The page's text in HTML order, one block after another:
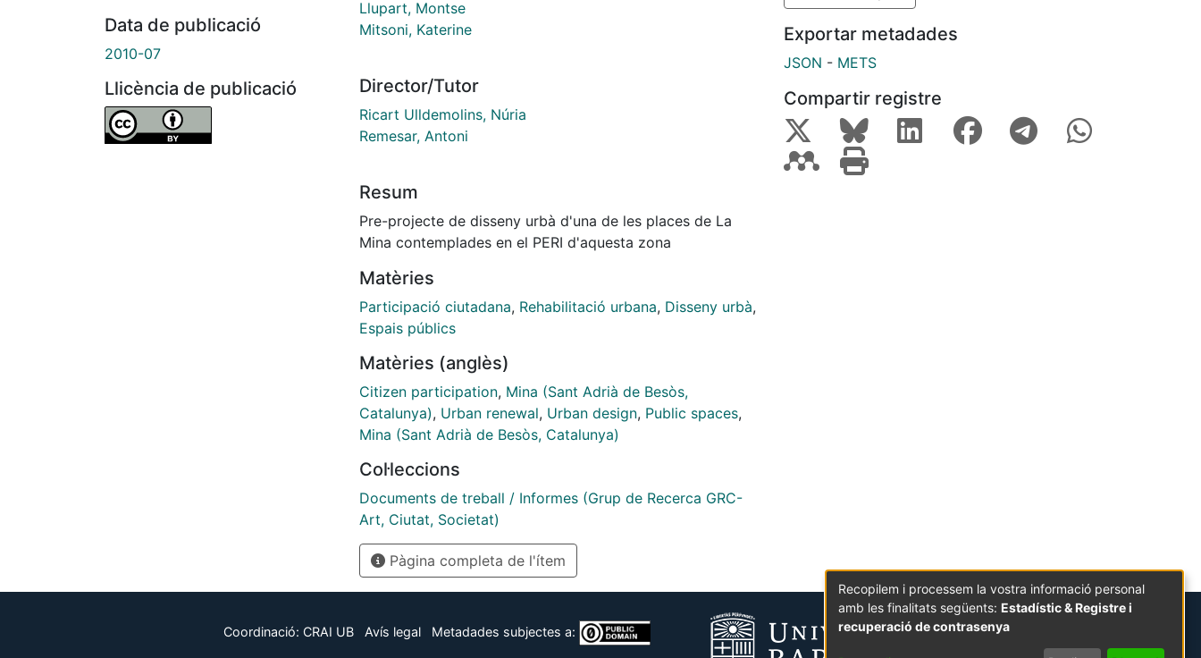
Data de publicació
2010-07
Llicència de publicació
Llupart, Montse
Mitsoni, Katerine
Director/Tutor
Ricart Ulldemolins, Núria
Remesar, Antoni
Resum
Pre-projecte de disseny urbà d'una de les places de La
Mina contemplades en el PERI d'aquesta zona
Matèries
Participació ciutadana, Rehabilitació urbana, Disseny urbà,
Espais públics
Matèries (anglès)
Citizen participation, Mina (Sant Adrià de Besòs,
Catalunya), Urban renewal, Urban design, Public spaces,
Mina (Sant Adrià de Besòs, Catalunya)
Col·leccions
Documents de treball / Informes (Grup de Recerca GRC-
Art, Ciutat, Societat)
Pàgina completa de l'ítem
Exportar metadades
JSON - METS
Compartir registre
Coordinació: CRAI UB Avís legal Metadades subjectes a:
Recopilem i processem la vostra informació personal
amb les finalitats següents: Estadístic & Registre i
recuperació de contrasenya